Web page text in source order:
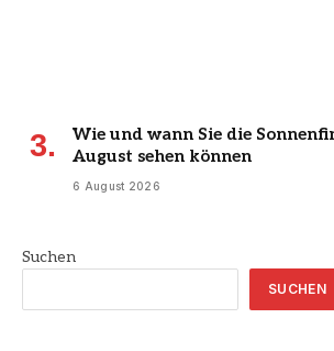
Wie und wann Sie die
August sehen können
6 August 2026
Suchen
SUCHEN